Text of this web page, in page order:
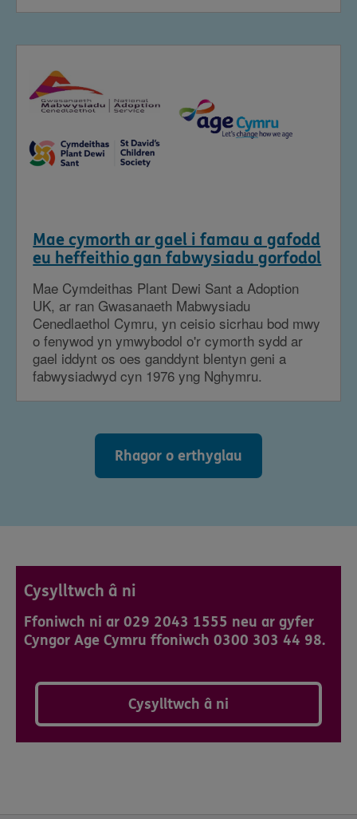
Mae cymorth ar gael i famau a gafodd
eu heffeithio gan fabwysiadu gorfodol
Mae Cymdeithas Plant Dewi Sant a Adoption
UK, ar ran Gwasanaeth Mabwysiadu
Cenedlaethol Cymru, yn ceisio sicrhau bod mwy
o fenywod yn ymwybodol o'r cymorth sydd ar
gael iddynt os oes ganddynt blentyn geni a
fabwysiadwyd cyn 1976 yng Nghymru.
Rhagor o erthyglau
Cysylltwch â ni
Ffoniwch ni ar 029 2043 1555 neu ar gyfer
Cyngor Age Cymru ffoniwch 0300 303 44 98.
Cysylltwch â ni